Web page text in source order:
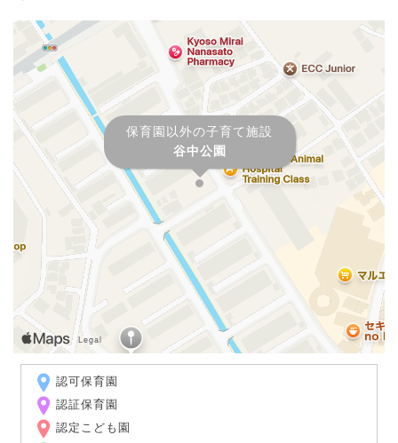
保育園以外の子育て施設
谷中公園
認可保育園
認証保育園
認定こども園